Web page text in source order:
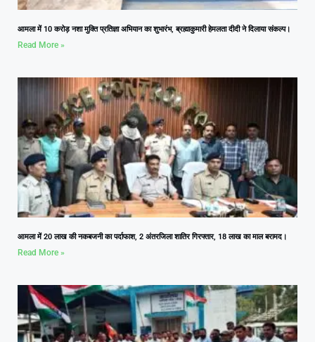
आमला में 10 करोड़ नशा मुक्ति प्रतिज्ञा अभियान का शुभारंभ, ब्रह्माकुमारी हेमलता दीदी ने दिलाया संकल्प।
Read More »
आमला में 20 लाख की नकबजनी का पर्दाफाश, 2 अंतरजिला शातिर गिरफ्तार, 18 लाख का माल बरामद।
Read More »